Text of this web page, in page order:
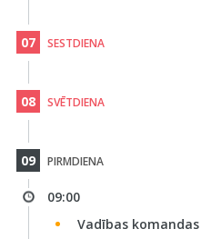
07 SESTDIENA
08 SVĒTDIENA
09 PIRMDIENA
09:00
Vadības